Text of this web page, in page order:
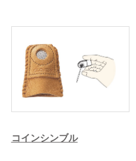
コインシンブル